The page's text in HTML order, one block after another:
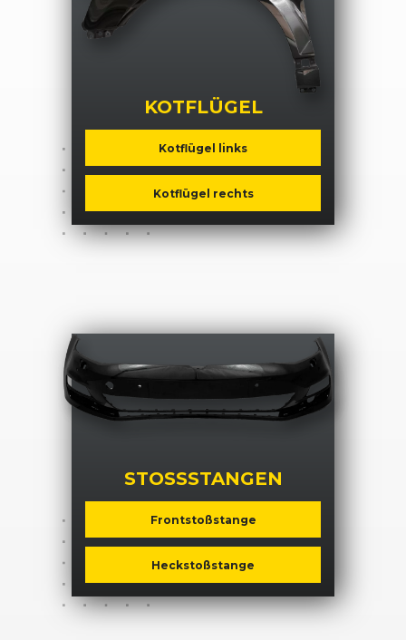
KOTFLÜGEL
Kotflügel links
Kotflügel rechts
STOSSSTANGEN
Frontstoßstange
Heckstoßstange